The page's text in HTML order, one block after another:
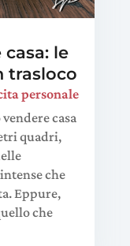
le
trasloco
personale
casa
quadri,
che
Eppure,
che